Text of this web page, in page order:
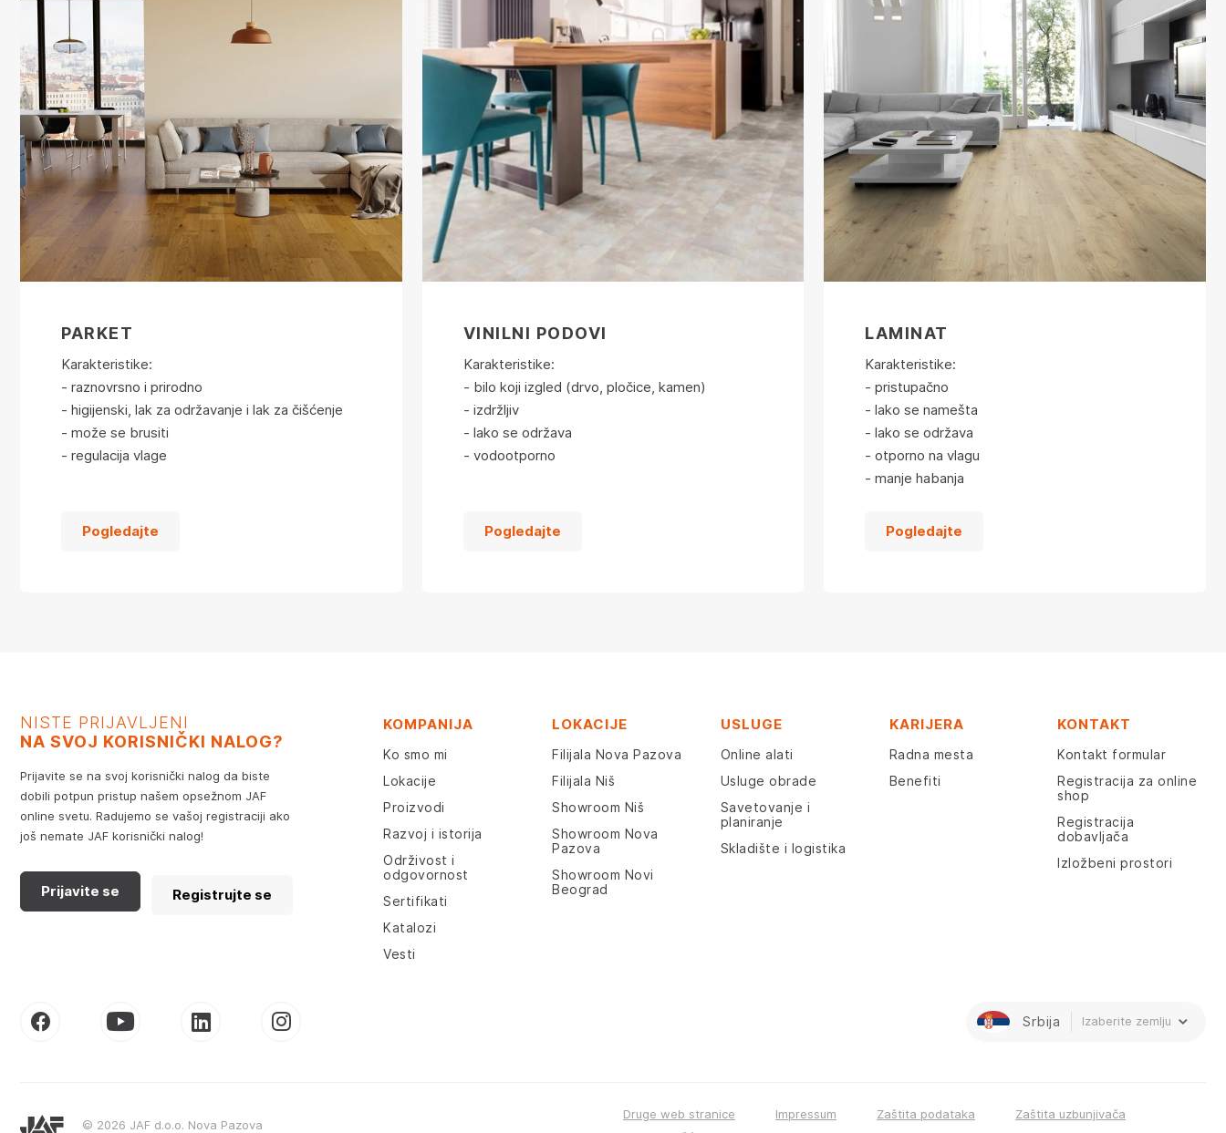
PARKET
Karakteristike:
- raznovrsno i prirodno
- higijenski, lak za održavanje i lak za čišćenje
- može se brusiti
- regulacija vlage
Pogledajte
VINILNI PODOVI
Karakteristike:
- bilo koji izgled (drvo, pločice, kamen)
- izdržljiv
- lako se održava
- vodootporno
Pogledajte
LAMINAT
Karakteristike:
- pristupačno
- lako se namešta
- lako se održava
- otporno na vlagu
- manje habanja
Pogledajte
NISTE PRIJAVLJENI
NA SVOJ KORISNIČKI NALOG?
Prijavite se na svoj korisnički nalog da biste
dobili potpun pristup našem opsežnom JAF
online svetu. Radujemo se vašoj registraciji ako
još nemate JAF korisnički nalog!
Prijavite se Registrujte se
KOMPANIJA
Ko smo mi
Lokacije
Proizvodi
Razvoj i istorija
Održivost i
odgovornost
Sertifikati
Katalozi
Vesti
LOKACIJE
Filijala Nova Pazova
Filijala Niš
Showroom Niš
Showroom Nova
Pazova
Showroom Novi
Beograd
USLUGE
Online alati
Usluge obrade
Savetovanje i
planiranje
Skladište i logistika
KARIJERA
Radna mesta
Benefiti
KONTAKT
Kontakt formular
Registracija za online
shop
Registracija
dobavljača
Izložbeni prostori
Srbija Izaberite zemlju
© 2026 JAF d.o.o. Nova Pazova
Druge web stranice Impressum Zaštita podataka
Zaštita uzbunjivača